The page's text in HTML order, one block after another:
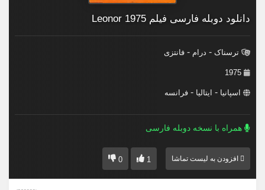
دانلود دوبله فارسی فیلم Leonor 1975
ترسناک - درام - فانتزی
1975
اسپانیا - ایتالیا - فرانسه
همراه با نسخه دوبله فارسی
افزودن به لیست تماشا 1
0